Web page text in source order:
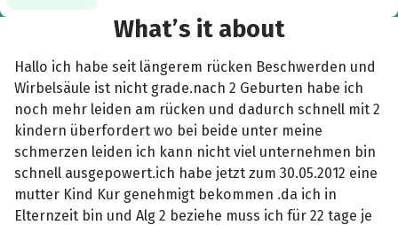
What’s it about
Hallo ich habe seit längerem rücken Beschwerden und
Wirbelsäule ist nicht grade.nach 2 Geburten habe ich
noch mehr leiden am rücken und dadurch schnell mit 2
kindern überfordert wo bei beide unter meine
schmerzen leiden ich kann nicht viel unternehmen bin
schnell ausgepowert.ich habe jetzt zum 30.05.2012 eine
mutter Kind Kur genehmigt bekommen .da ich in
Elternzeit bin und Alg 2 beziehe muss ich für 22 tage je